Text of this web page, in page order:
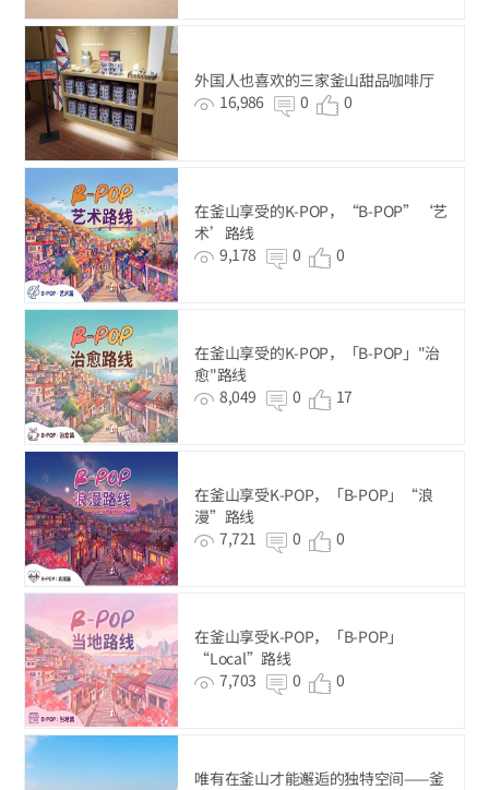
外国人也喜欢的三家釜山甜品咖啡厅
16,986
0 0
在釜山享受的K-POP，“B-POP”‘艺
术’路线
9,178
0 0
在釜山享受的K-POP，「B-POP」"治
愈"路线
8,049
0 17
在釜山享受K-POP，「B-POP」“浪
漫”路线
7,721
0 0
在釜山享受K-POP，「B-POP」
“Local”路线
7,703
0 0
唯有在釜山才能邂逅的独特空间——釜